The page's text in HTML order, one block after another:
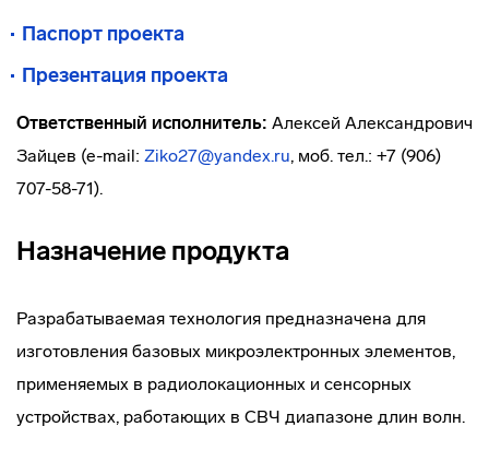
Паспорт проекта
Презентация проекта
Ответственный исполнитель: Алексей Александрович
Зайцев (e-mail: Ziko27@yandex.ru, моб. тел.: +7 (906)
707-58-71).
Назначение продукта
Разрабатываемая технология предназначена для
изготовления базовых микроэлектронных элементов,
применяемых в радиолокационных и сенсорных
устройствах, работающих в СВЧ диапазоне длин волн.